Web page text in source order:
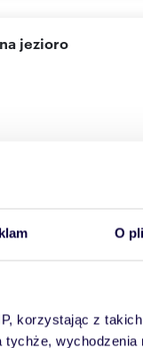
O
korzystając z
wychodzenia
jezioro
stanowi